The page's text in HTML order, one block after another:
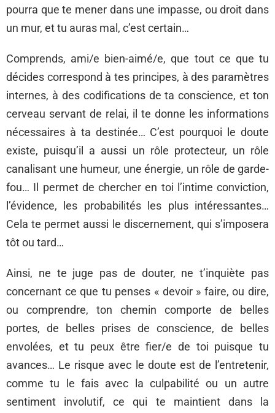
pourra que te mener dans une impasse, ou droit dans
un mur, et tu auras mal, c’est certain…
Comprends, ami/e bien-aimé/e, que tout ce que tu
décides correspond à tes principes, à des paramètres
internes, à des codifications de ta conscience, et ton
cerveau servant de relai, il te donne les informations
nécessaires à ta destinée… C’est pourquoi le doute
existe, puisqu’il a aussi un rôle protecteur, un rôle
canalisant une humeur, une énergie, un rôle de garde-
fou… Il permet de chercher en toi l’intime conviction,
l’évidence, les probabilités les plus intéressantes…
Cela te permet aussi le discernement, qui s’imposera
tôt ou tard…
Ainsi, ne te juge pas de douter, ne t’inquiète pas
concernant ce que tu penses « devoir » faire, ou dire,
ou comprendre, ton chemin comporte de belles
portes, de belles prises de conscience, de belles
envolées, et tu peux être fier/e de toi puisque tu
avances… Le risque avec le doute est de l’entretenir,
comme tu le fais avec la culpabilité ou un autre
sentiment involutif, ce qui te maintient dans la